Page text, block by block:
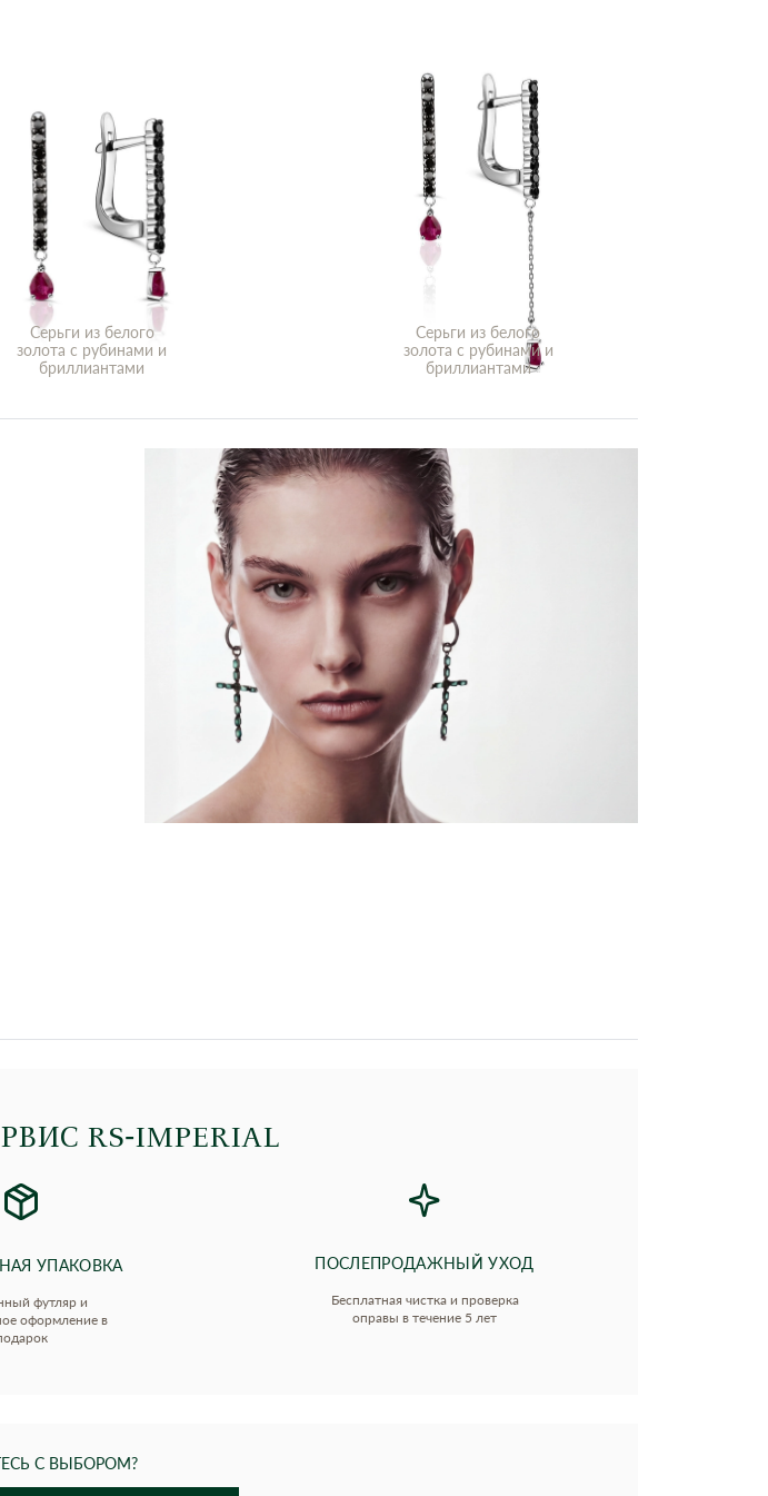
Серьги из белого
золота с рубинами и
бриллиантами
Серьги из белого
золота с рубинами и
бриллиантами
RS‑IMPERIAL
УПАКОВКА
футляр и
оформление в
ПОСЛЕПРОДАЖНЫЙ УХОД
Бесплатная чистка и проверка
оправы в течение 5 лет
С ВЫБОРОМ?